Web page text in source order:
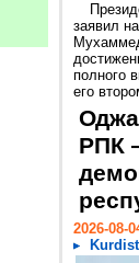
заявил
полного
его
РПК
2026-08-